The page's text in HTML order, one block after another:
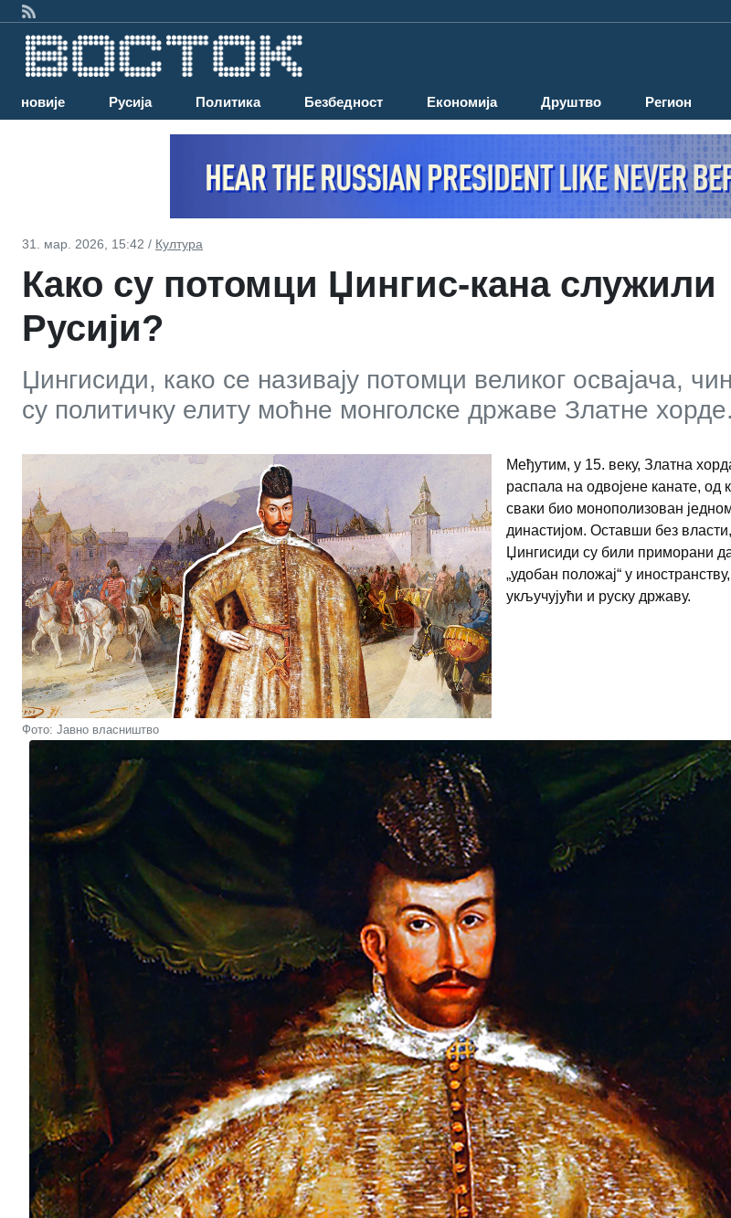
Најновије Русија Политика Безбедност Економија Друштво Регион
31. мар. 2026, 15:42 / Култура
Како су потомци Џингис-кана служили
Русији?
Џингисиди, како се називају потомци великог освајача,
су политичку елиту моћне монголске државе Златне хорде.
Фото: Јавно власништво
Међутим, у 15. веку, Златна
распала на одвојене канате, од
сваки био монополизован
династијом. Оставши без власти,
Џингисиди су били приморани
„удобан положај“ у иностранству,
укључујући и руску државу.